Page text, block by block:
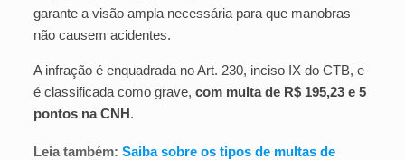
garante a visão ampla necessária para que manobras
não causem acidentes.
A infração é enquadrada no Art. 230, inciso IX do CTB, e
é classificada como grave, com multa de R$ 195,23 e 5
pontos na CNH.
Leia também: Saiba sobre os tipos de multas de